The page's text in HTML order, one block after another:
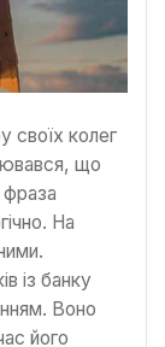
своїх колег
що
На
із банку
Воно
його